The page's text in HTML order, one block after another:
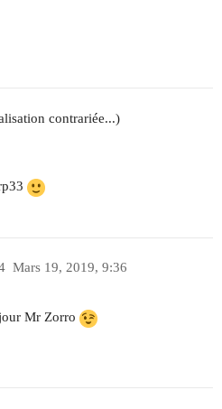
contrariée...)
Mars 19, 2019, 9:36
Mr Zorro